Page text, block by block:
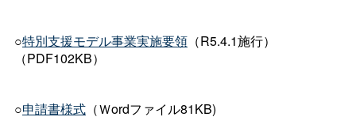
○特別支援モデル事業実施要領（R5.4.1施行）
（PDF102KB）
○申請書様式（Ｗordファイル81KB)